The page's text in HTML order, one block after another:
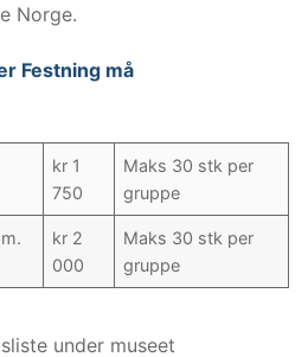
Norge.
Festning må
kr 1
750
Maks 30 stk per
gruppe
kr 2
000
Maks 30 stk per
gruppe
under museet